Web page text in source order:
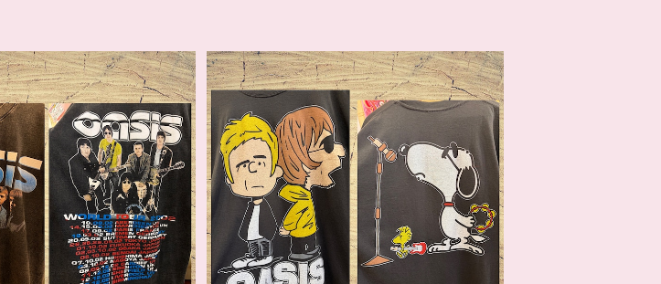
oasis Tシャツ
¥9,240
oasis ✖️ PEANUTS Tシャツ
¥10,450
SOLD OUT